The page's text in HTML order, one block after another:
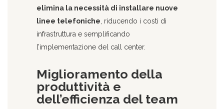
elimina la necessità di installare nuove
linee telefoniche , riducendo i costi di
infrastruttura e semplificando
l’implementazione del call center.
Miglioramento della
produttività e
dell’efficienza del team